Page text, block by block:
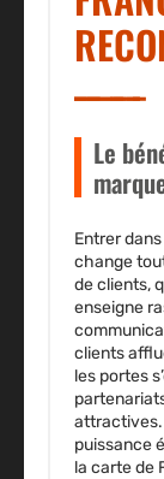
Le
Entrer
change
de clients,
enseigne
clients
les portes
attractives.
puissance
la carte de